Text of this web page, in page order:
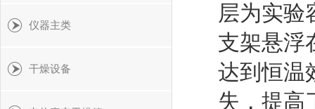
层为实验
支架悬浮
达到恒温
失，提高
仪器主类
干燥设备